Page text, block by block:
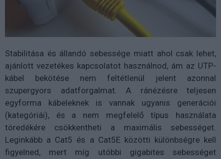
Stabilitása és állandó sebessége miatt ahol csak lehet,
ajánlott vezetékes kapcsolatot használnod, ám az UTP-
kábel bekötése nem feltétlenül jelent azonnal
szupergyors adatforgalmat. A ránézésre teljesen
egyforma kábeleknek is vannak ugyanis generációi
(kategóriái), és a nem megfelelő típus használata
töredékére csökkentheti a maximális sebességet.
Leginkább a Cat5 és a Cat5E közötti különbségre kell
figyelned, mert míg utóbbi gigabites sebességet